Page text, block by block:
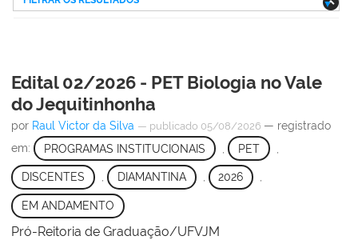
Edital 02/2026 - PET Biologia no Vale
do Jequitinhonha
por Raul Victor da Silva — publicado 05/08/2026 — registrado
em:
PROGRAMAS INSTITUCIONAIS PET
DISCENTES , DIAMANTINA , 2026 ,
EM ANDAMENTO
Pró-Reitoria de Graduação/UFVJM